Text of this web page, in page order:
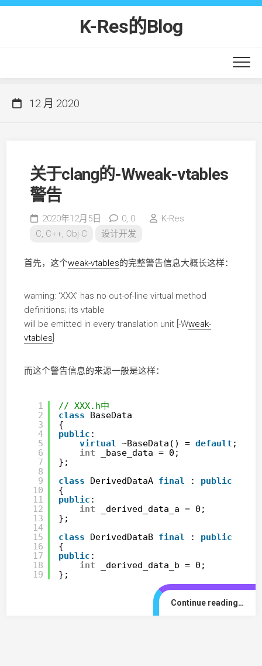
Skip
K-Res的Blog
12 月 2020
关于clang的-Wweak-vtables
警告
2020年12月5日 0, 0
K-Res
C, C++, Obj-C
设计开发
首先，这个weak-vtables的完整警告信息大概长这样：
warning: ‘XXX’ has no out-of-line virtual method
definitions; its vtable
will be emitted in every translation unit [-Wweak-
vtables
而这个警告信息的来源一般是这样：
1
2
3
4
5
6
7
8
9
10
11
12
13
14
15
16
17
18
19
// XXX.h中
class
BaseData
{
public :
virtual
~BaseData() = default ;
int
_base_data = 0;
};
class
DerivedDataA final : public
{
public :
int
_derived_data_a = 0;
};
class
DerivedDataB final : public
{
public :
int
_derived_data_b = 0;
};
Continue reading…